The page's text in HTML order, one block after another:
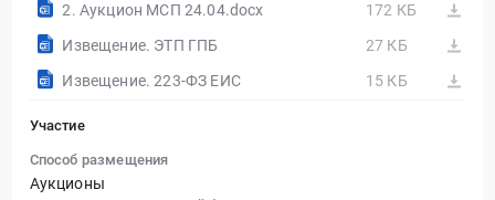
2. Аукцион МСП 24.04.docx
172 КБ
Извещение. ЭТП ГПБ
27 КБ
Извещение. 223-ФЗ ЕИС
15 КБ
Участие
Способ размещения
Аукционы